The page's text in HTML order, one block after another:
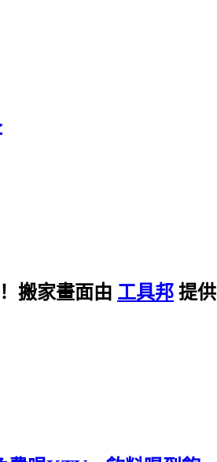
搬家畫面由 工具邦 提供